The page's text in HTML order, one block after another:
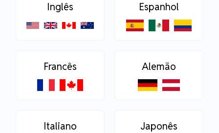
Inglês Espanhol
Francês Alemão
Italiano Japonês